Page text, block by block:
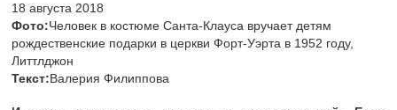
18 августа 2018
Фото:Человек в костюме Санта-Клауса вручает детям
рождественские подарки в церкви Форт-Уэрта в 1952 году,
Литтлджон
Текст:Валерия Филиппова